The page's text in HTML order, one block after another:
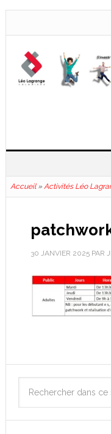
Accueil» Activités Léo
30 JANVIER 2025PAR